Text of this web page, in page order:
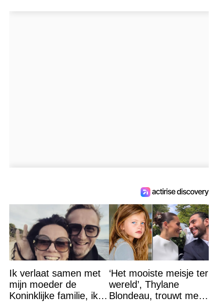
Ik verlaat samen met
mijn moeder de
Koninklijke familie, ik
‘Het mooiste meisje ter
wereld’, Thylane
Blondeau, trouwt met